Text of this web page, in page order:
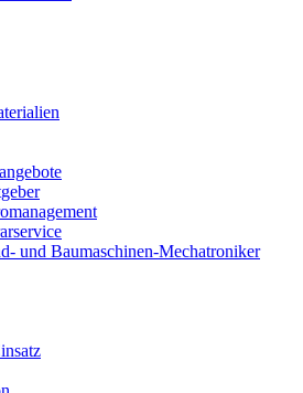
und Baumaschinen-Mechatroniker